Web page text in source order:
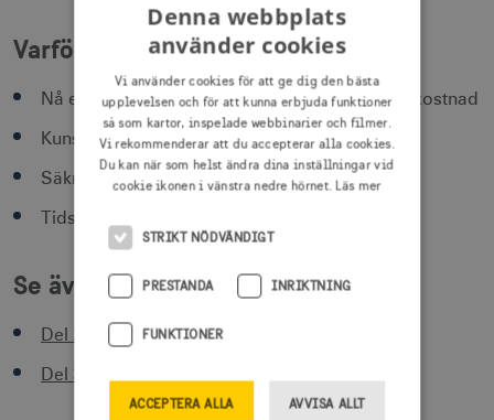
Varför ett incoming-bolag?
Nå en internationell marknad, ofta till en lägre kostnad
Kunskap om marknaders behov
Säkrare betalningar och minimerad valutarisk
Tidsbesparing
Se även:
Del 2. Hur arbetar ett incoming-bolag?
Del 3. Arbete med leverantörer
Denna webbplats
använder cookies
Vi använder cookies för att ge dig den bästa
upplevelsen och för att kunna erbjuda funktioner
så som kartor, inspelade webbinarier och filmer.
Vi rekommenderar att du accepterar alla cookies.
Du kan när som helst ändra dina inställningar vid
cookie ikonen i vänstra nedre hörnet. Läs mer
STRIKT NÖDVÄNDIGT
PRESTANDA INRIKTNING
FUNKTIONER
ACCEPTERA ALLA AVVISA ALLT